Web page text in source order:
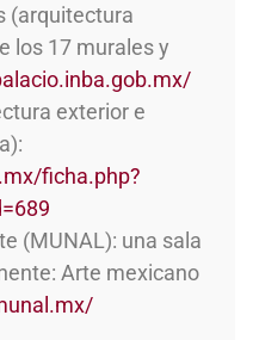
(arquitectura
los 17 murales y
exterior e
ficha.php?
(MUNAL): una sala
Arte mexicano